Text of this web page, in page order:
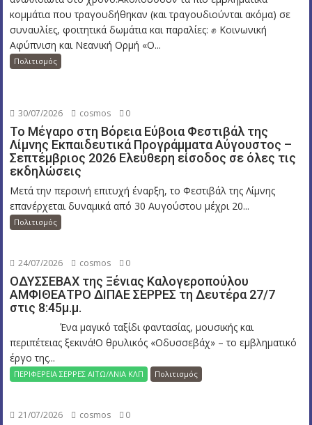
κομμάτια που τραγουδήθηκαν (και τραγουδιούνται ακόμα) σε
συναυλίες, φοιτητικά δωμάτια και παραλίες: ✊ Κοινωνική
Αφύπνιση και Νεανική Ορμή «Ο...
Πολιτισμός
30/07/2026 cosmos 0
Το Μέγαρο στη Βόρεια Εύβοια Φεστιβάλ της
Λίμνης Εκπαιδευτικά Προγράμματα Αύγουστος –
Σεπτέμβριος 2026 Ελεύθερη είσοδος σε όλες τις
εκδηλώσεις
Μετά την περσινή επιτυχή έναρξη, το Φεστιβάλ της Λίμνης
επανέρχεται δυναμικά από 30 Αυγούστου μέχρι 20...
Πολιτισμός
24/07/2026 cosmos 0
ΟΔΥΣΣΕΒΑΧ της Ξένιας Καλογεροπούλου
ΑΜΦΙΘΕΑΤΡΟ ΔΙΠΑΕ ΣΕΡΡΕΣ τη Δευτέρα 27/7
στις 8:45μ.μ.
Ένα μαγικό ταξίδι φαντασίας, μουσικής και
περιπέτειας ξεκινά!Ο θρυλικός «Οδυσσεβάχ» – το εμβληματικό
έργο της...
ΠΕΡΙΦΕΡΕΙΑ ΣΕΡΡΕΣ ΑΙΤΩ/ΛΝΙΑ ΚΛΠ Πολιτισμός
21/07/2026 cosmos 0